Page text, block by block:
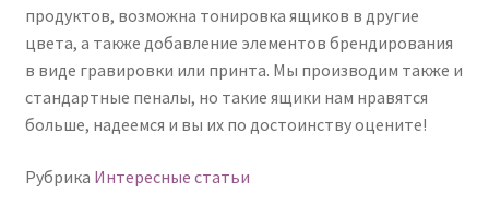
продуктов, возможна тонировка ящиков в другие
цвета, а также добавление элементов брендирования
в виде гравировки или принта. Мы производим также и
стандартные пеналы, но такие ящики нам нравятся
больше, надеемся и вы их по достоинству оцените!
Рубрика Интересные статьи